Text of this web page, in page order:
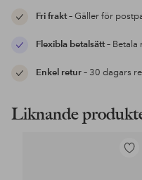
Fri frakt– Gäller för
Flexibla betalsätt– Betala
Enkel retur– 30 dagars
Liknande
Lägg